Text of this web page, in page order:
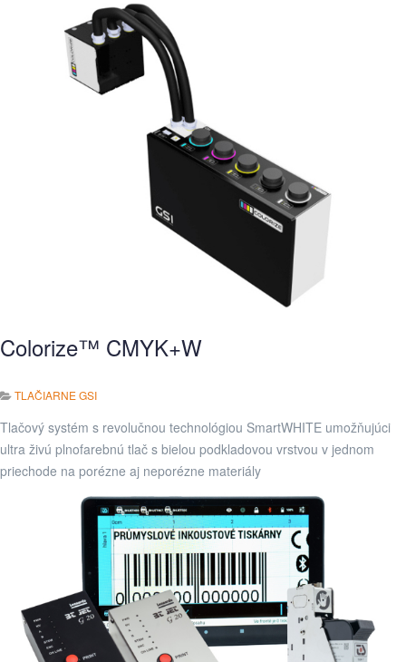
Colorize™ CMYK+W
TLAČIARNE GSI
Tlačový systém s revolučnou technológiou SmartWHITE umožňujúci
ultra živú plnofarebnú tlač s bielou podkladovou vrstvou v jednom
priechode na porézne aj neporézne materiály